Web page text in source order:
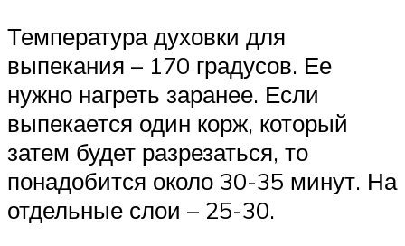
Температура духовки для
выпекания – 170 градусов. Ее
нужно нагреть заранее. Если
выпекается один корж, который
затем будет разрезаться, то
понадобится около 30-35 минут. На
отдельные слои – 25-30.